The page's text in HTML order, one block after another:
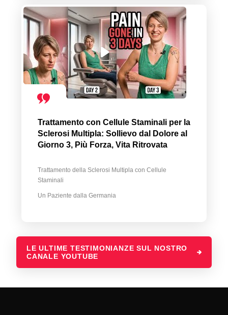
Trattamento con Cellule Staminali per la
Sclerosi Multipla: Sollievo dal Dolore al
Giorno 3, Più Forza, Vita Ritrovata
Trattamento della Sclerosi Multipla con Cellule
Staminali
Un Paziente dalla Germania
LE ULTIME TESTIMONIANZE SUL NOSTRO
CANALE YOUTUBE